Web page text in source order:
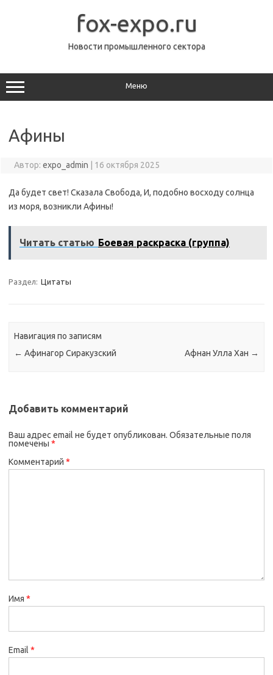
fox-expo.ru
Новости промышленного сектора
Меню
Афины
Автор: expo_admin 16 октября 2025
Да будет свет! Сказала Свобода, И, подобно восходу солнца
из моря, возникли Афины!
Читать статью Боевая раскраска (группа)
Раздел: Цитаты
Навигация по записям
← Афинагор Сиракузский Афнан Улла Хан →
Добавить комментарий
Ваш адрес email не будет опубликован. Обязательные поля
помечены *
Комментарий *
Имя *
Email *